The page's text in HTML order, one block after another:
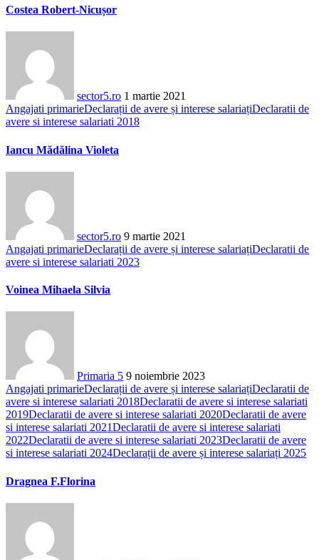
Costea Robert-Nicușor
sector5.ro 1 martie 2021
Angajati primarieDeclarații de avere și interese salariațiDeclaratii de
avere si interese salariati 2018
Iancu Mădălina Violeta
sector5.ro 9 martie 2021
Angajati primarieDeclarații de avere și interese salariațiDeclaratii de
avere si interese salariati 2023
Voinea Mihaela Silvia
Primaria 5 9 noiembrie 2023
Angajati primarieDeclarații de avere și interese salariațiDeclaratii de
avere si interese salariati 2018Declaratii de avere si interese salariati
2019Declaratii de avere si interese salariati 2020Declaratii de avere
si interese salariati 2021Declaratii de avere si interese salariati
2022Declaratii de avere si interese salariati 2023Declaratii de avere
si interese salariati 2024Declarații de avere și interese salariați 2025
Dragnea F.Florina